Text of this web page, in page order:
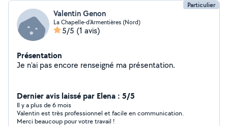
Particulier
Valentin Genon
La Chapelle-d'Armentières (Nord)
5/5 (1 avis)
Présentation
Je n'ai pas encore renseigné ma présentation.
Dernier avis laissé par Elena : 5/5
Il y a plus de 6 mois
Valentin est très professionnel et facile en communication.
Merci beaucoup pour votre travail !